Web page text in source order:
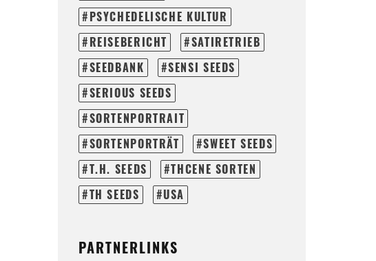
PSYCHEDELISCHE KULTUR
REISEBERICHT
SATIRETRIEB
SEEDBANK
SENSI SEEDS
SERIOUS SEEDS
SORTENPORTRAIT
SORTENPORTRÄT
SWEET SEEDS
T.H. SEEDS
THCENE SORTEN
TH SEEDS
USA
PARTNERLINKS